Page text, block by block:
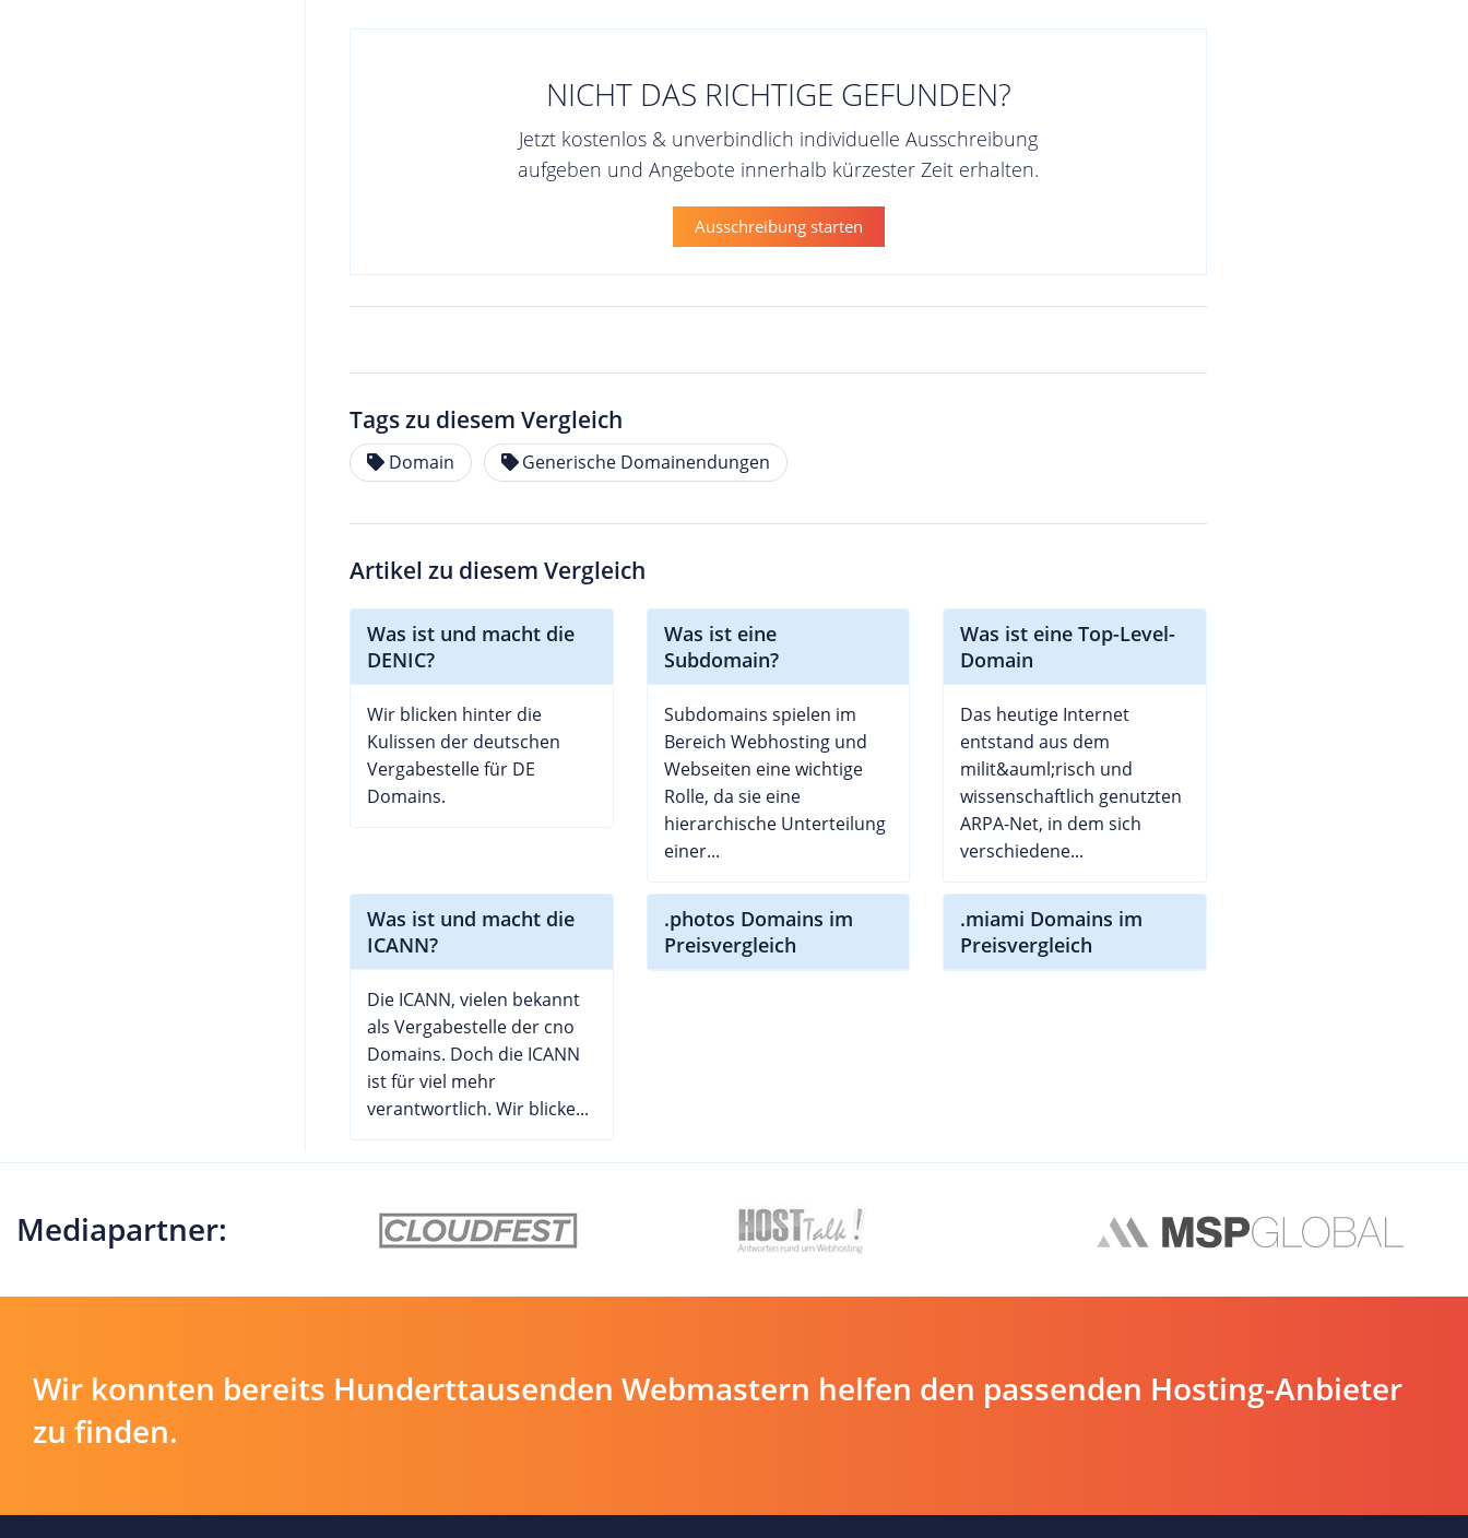
NICHT DAS RICHTIGE GEFUNDEN?
Jetzt kostenlos & unverbindlich individuelle Ausschreibung
aufgeben und Angebote innerhalb kürzester Zeit erhalten.
Ausschreibung starten
Tags zu diesem Vergleich
Domain Generische Domainendungen
Artikel zu diesem Vergleich
Was ist und macht die
DENIC?
Wir blicken hinter die
Kulissen der deutschen
Vergabestelle für DE
Domains.
Was ist eine
Subdomain?
Subdomains spielen im
Bereich Webhosting und
Webseiten eine wichtige
Rolle, da sie eine
hierarchische Unterteilung
einer...
Was ist eine Top-Level-
Domain
Das heutige Internet
entstand aus dem
milit&auml;risch und
wissenschaftlich genutzten
ARPA-Net, in dem sich
verschiedene...
Was ist und macht die
ICANN?
Die ICANN, vielen bekannt
als Vergabestelle der cno
Domains. Doch die ICANN
ist für viel mehr
verantwortlich. Wir blicke...
.photos Domains im
Preisvergleich
.miami Domains im
Preisvergleich
Mediapartner:
Wir konnten bereits Hunderttausenden Webmastern helfen den passenden Hosting-Anbieter
zu finden.